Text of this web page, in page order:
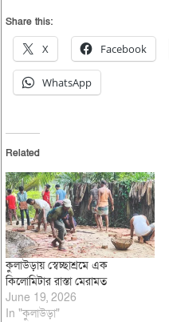
Share this:
X Facebook
WhatsApp
Related
কুলাউড়ায় স্বেচ্ছাশ্রমে এক
কিলোমিটার রাস্তা মেরামত
June 19, 2026
In "কুলাউড়া"